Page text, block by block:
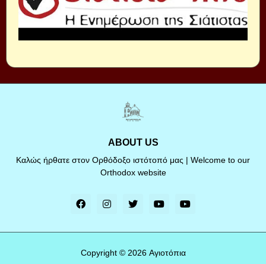
ABOUT US
Καλώς ήρθατε στον Ορθόδοξο ιστότοπό μας | Welcome to our
Orthodox website
Copyright © 2026 Αγιοτόπια